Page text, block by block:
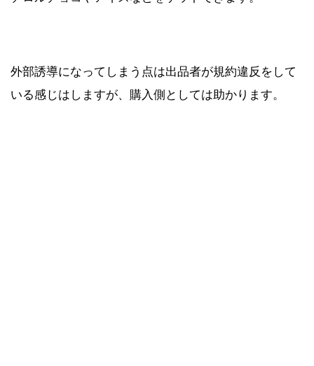
外部誘導になってしまう点は出品者が規約違反をして
いる感じはしますが、購入側としては助かります。